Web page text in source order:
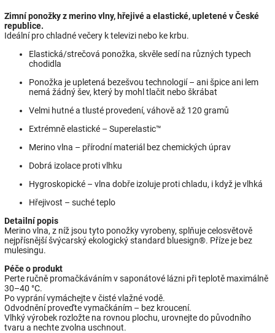
Zimní ponožky z merino vlny, hřejivé a elastické, upletené v České
republice.
Ideální pro chladné večery k televizi nebo ke krbu.
Elastická/strečová ponožka, skvěle sedí na různých typech
chodidla
Ponožka je upletená bezešvou technologií – ani špice ani lem
nemá žádný šev, který by mohl tlačit nebo škrábat
Velmi hutné a tlusté provedení, váhově až 120 gramů
Extrémně elastické – Superelastic™
Merino vlna – přírodní materiál bez chemických úprav
Dobrá izolace proti vlhku
Hygroskopické – vlna dobře izoluje proti chladu, i když je vlhká
Hřejivost – suché teplo
Detailní popis
Merino vlna, z níž jsou tyto ponožky vyrobeny, splňuje celosvětově
nejpřísnější švýcarský ekologický standard bluesign®. Příze je bez
mulesingu.
Péče o produkt
Perte ručně promačkáváním v saponátové lázni při teplotě maximálně
30–40 °C.
Po vyprání vymáchejte v čisté vlažné vodě.
Odvodnění proveďte vymačkáním – bez kroucení.
Vlhký výrobek rozložte na rovnou plochu, urovnejte do původního
tvaru a nechte zvolna uschnout.